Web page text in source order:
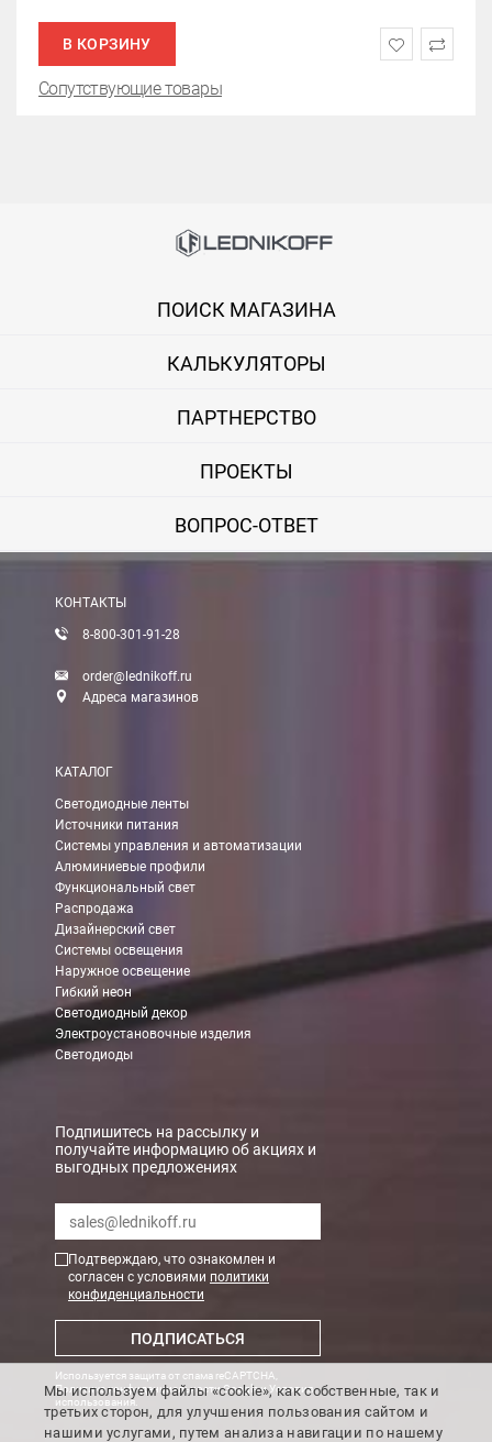
В КОРЗИНУ
Сопутствующие товары
ПОИСК МАГАЗИНА
КАЛЬКУЛЯТОРЫ
ПАРТНЕРСТВО
ПРОЕКТЫ
ВОПРОС-ОТВЕТ
КОНТАКТЫ
8-800-301-91-28
order@lednikoff.ru
Адреса магазинов
КАТАЛОГ
Светодиодные ленты
Источники питания
Системы управления и автоматизации
Алюминиевые профили
Функциональный свет
Распродажа
Дизайнерский свет
Системы освещения
Наружное освещение
Гибкий неон
Светодиодный декор
Электроустановочные изделия
Светодиоды
Подпишитесь на рассылку и
получайте информацию об акциях и
выгодных предложениях
Подтверждаю, что ознакомлен и
согласен с условиями политики
конфиденциальности
ПОДПИСАТЬСЯ
Используется защита от спама reCAPTCHA,
Политика конфиденциальности GoogleиУсловия
использования
Мы используем файлы «cookie», как собственные, так и
третьих сторон, для улучшения пользования сайтом и
нашими услугами, путем анализа навигации по нашему